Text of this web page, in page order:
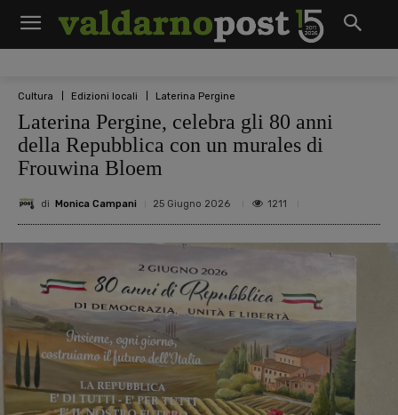
Cultura Edizioni locali Laterina Pergine
Laterina Pergine, celebra gli 80 anni
della Repubblica con un murales di
Frouwina Bloem
di Monica Campani 25 Giugno 2026 1211